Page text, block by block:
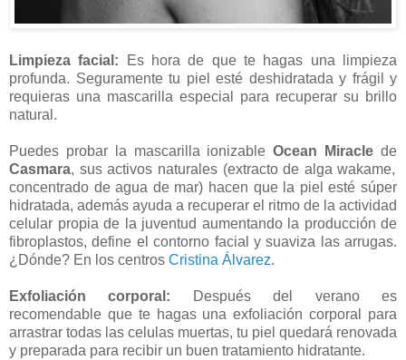
Limpieza facial: Es hora de que te hagas una limpieza
profunda. Seguramente tu piel esté deshidratada y frágil y
requieras una mascarilla especial para recuperar su brillo
natural.
Puedes probar la mascarilla ionizableOcean Miraclede
Casmara, sus activos naturales (extracto de alga wakame,
concentrado de agua de mar) hacen que la piel esté súper
hidratada, además ayuda a recuperar el ritmo de la actividad
celular propia de la juventud aumentando la producción de
fibroplastos, define el contorno facial y suaviza las arrugas.
¿Dónde? En los centros Cristina Álvarez.
Exfoliación corporal:
Después del verano es
recomendable que te hagas una exfoliación corporal para
arrastrar todas las celulas muertas, tu piel quedará renovada
y preparada para recibir un buen tratamiento hidratante.